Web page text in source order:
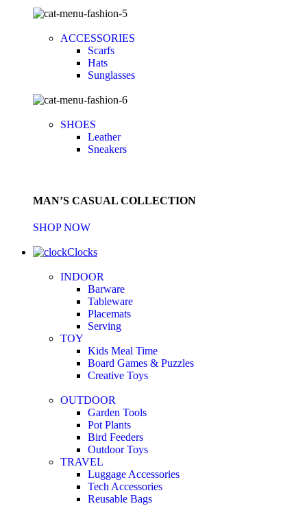
ACCESSORIES
Scarfs
Hats
Sunglasses
SHOES
Leather
Sneakers
MAN’S CASUAL COLLECTION
SHOP NOW
Clocks
INDOOR
Barware
Tableware
Placemats
Serving
TOY
Kids Meal Time
Board Games & Puzzles
Creative Toys
OUTDOOR
Garden Tools
Pot Plants
Bird Feeders
Outdoor Toys
TRAVEL
Luggage Accessories
Tech Accessories
Reusable Bags